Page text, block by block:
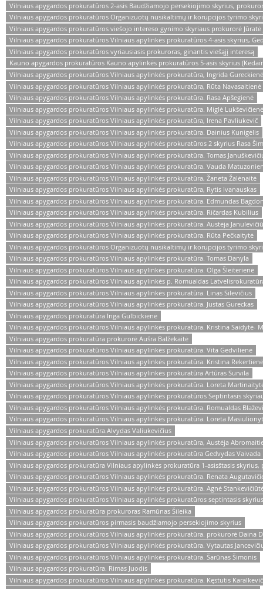
Vilniaus apygardos prokuratūros 2-asis Baudžiamojo persekiojimo skyrius,
Vilniaus apygardos prokuratūros Organizuotų nusikaltimų ir korupcijos tyrimo
Vilniaus apygardos prokuratūros viešojo intereso gynimo skyriaus prokurorė Jūratė
Vilniaus apygardos prokuratūros Vilniaus apylinkės prokuratūros 4-asis skyrius,
Vilniaus apygardos prokuratūros vyriausiasis prokuroras, ginantis viešąjį interesą
Kauno apygardos prokuratūros Kauno apylinkės prokuratūros 5-asis skyrius
Vilniaus apygardos prokuratūros Vilniaus apylinkės prokuratūra, Ingrida Gureckienė
Vilniaus apygardos prokuratūros Vilniaus apylinkės prokuratūra, Rūta Navasaitienė
Vilniaus apygardos prokuratūros Vilniaus apylinkės prokuratūra. Rasa Apšegienė
Vilniaus apygardos prokuratūros Vilniaus apylinkės prokuratūra. Miglė Lukševičienė
Vilniaus apygardos prokuratūros Vilniaus apylinkės prokuratūra, Irena Pavliukevič
Vilniaus apygardos prokuratūros Vilniaus apylinkės prokuratūra. Dainius Kunigėlis
Vilniaus apygardos prokuratūros Vilniaus apylinkės prokuratūros 2 skyrius Rasa
Vilniaus apygardos prokuratūros Vilniaus apylinkės prokuratūra. Tomas
Vilniaus apygardos prokuratūros Vilniaus apylinkės prokuratūra. Vauda
Vilniaus apygardos prokuratūros Vilniaus apylinkės prokuratūra, Žaneta Žalėnaitė
Vilniaus apygardos prokuratūros Vilniaus apylinkės prokuratūra, Rytis Ivanauskas
Vilniaus apygardos prokuratūros Vilniaus apylinkės prokuratūra. Edmundas
Vilniaus apygardos prokuratūros Vilniaus apylinkės prokuratūra. Ričardas Kubilius
Vilniaus apygardos prokuratūros Vilniaus apylinkės prokuratūra. Austėja
Vilniaus apygardos prokuratūros Vilniaus apylinkės prokuratūra. Rūta Pečkaitytė
Vilniaus apygardos prokuratūros Organizuotų nusikaltimų ir korupcijos tyrimo
Vilniaus apygardos prokuratūros Vilniaus apylinkės prokuratūra. Tomas Danyla
Vilniaus apygardos prokuratūros Vilniaus apylinkės prokuratūra. Olga Šleiterienė
Vilniaus apygardos prokuratūros Vilniaus apylinkės p. Romualdas
Vilniaus apygardos prokuratūros Vilniaus apylinkės prokuratūra. Linas Silevičius
Vilniaus apygardos prokuratūros Vilniaus apylinkės prokuratūra. Justas Gureckas
Vilniaus apygardos prokuratūra Inga Gulbickienė
Vilniaus apygardos prokuratūros Vilniaus apylinkės prokuratūra. Kristina Saidytė-
Vilniaus apygardos prokuratūra prokurorė Aušra Balžekaitė
Vilniaus apygardos prokuratūros Vilniaus apylinkės prokuratūra. Vita Gedvilienė
Vilniaus apygardos prokuratūros Vilniaus apylinkės prokuratūra. Kristina Rekertienė
Vilniaus apygardos prokuratūros Vilniaus apylinkės prokuratūra Artūras Survila
Vilniaus apygardos prokuratūros Vilniaus apylinkės prokuratūra. Loreta
Vilniaus apygardos prokuratūros Vilniaus apylinkės prokuratūros Septintasis
Vilniaus apygardos prokuratūros Vilniaus apylinkės prokuratūra. Romualdas
Vilniaus apygardos prokuratūros Vilniaus apylinkės prokuratūra. Loreta
Vilniaus apygardos prokuratūra.Alvydas Valiukevičius
Vilniaus apygardos prokuratūros Vilniaus apylinkės prokuratūra, Austėja
Vilniaus apygardos prokuratūros Vilniaus apylinkės prokuratūra Gedvydas Vaivada
Vilniaus apygardos prokuratūra Vilniaus apylinkės prokuratūra 1-asisštasis skyrius,
Vilniaus apygardos prokuratūros Vilniaus apylinkės prokuratūra. Renata
Vilniaus apygardos prokuratūros Vilniaus apylinkės prokuratūra. Agnė
Vilniaus apygardos prokuratūros Vilniaus apylinkės prokuratūros septintasis
Vilniaus apygardos prokuratūra prokuroras Ramūnas Šileika
Vilniaus apygardos prokuratūros pirmasis baudžiamojo persekiojimo skyrius
Vilniaus apygardos prokuratūros Vilniaus apylinkės prokuratūra. prokurorė Daina
Vilniaus apygardos prokuratūros Vilniaus apylinkės prokuratūra. Vytautas
Vilniaus apygardos prokuratūros Vilniaus apylinkės prokuratūra. Šarūnas Šimonis
Vilniaus apygardos prokuratūra. Rimas Juodis
Vilniaus apygardos prokuratūros Vilniaus apylinkės prokuratūra. Kęstutis